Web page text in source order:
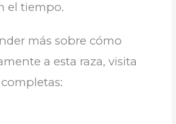
el tiempo.
más sobre cómo
a esta raza, visita